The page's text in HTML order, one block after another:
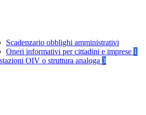
Scadenzario obblighi amministrativi
Oneri informativi per cittadini e imprese 1
OIV o struttura analoga 3